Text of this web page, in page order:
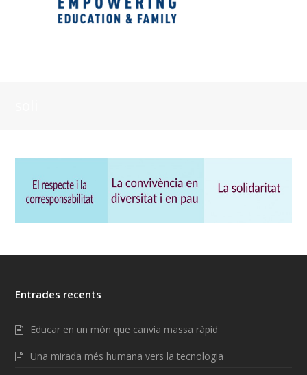
Entrades recents
Educar en un món que canvia massa ràpid
Una mirada més humana vers la tecnologia